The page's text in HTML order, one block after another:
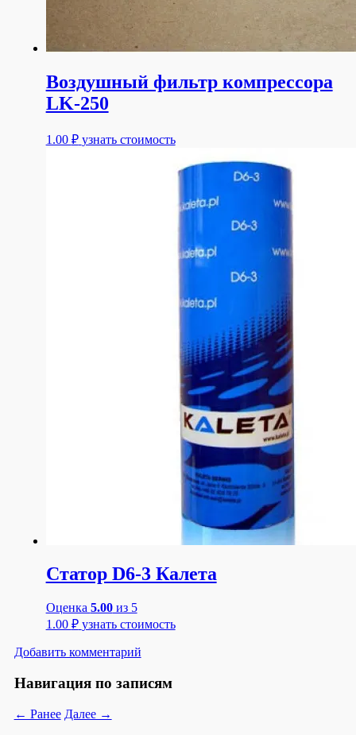
Воздушный фильтр компрессора
LK-250
1.00 ₽ узнать стоимость
Статор D6-3 Калета
Оценка 5.00из 5
1.00 ₽ узнать стоимость
Добавить комментарий
Навигация по записям
← Ранее Далее →